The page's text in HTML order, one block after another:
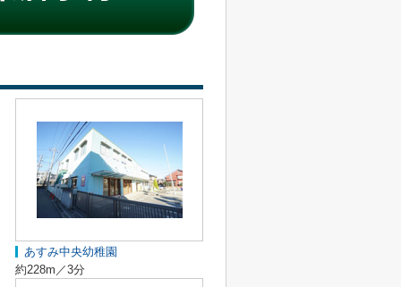
あすみ中央幼稚園
約228m／3分